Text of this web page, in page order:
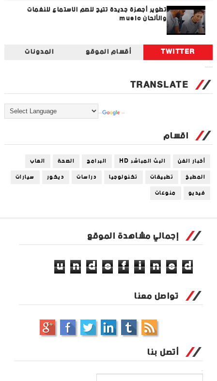
تطوير أجهزة جديدة تتيح للصم الاستماع للنغمات
والألحان music
TWITTER أقسام الموقع المدونات
TRANSLATE
اقسام
أخبار الفن البث المباشر HD البرامج الصحة
العاب
المطبخ
تطبيقات تكنولوجيا دراسات ديكور
سيارات
فيديو
منوعات
إجمالي مشاهدة الموقع
u n d e f i n e d
تواصل معنا
أتصل بنا